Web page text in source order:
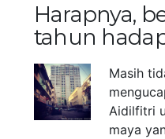
Harapnya,
tahun
Masih
Aidilfitri
maya